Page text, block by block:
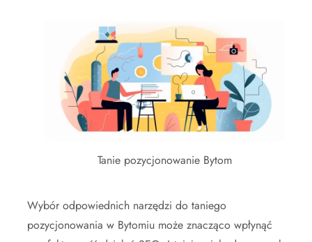
Tanie pozycjonowanie Bytom
Wybór odpowiednich narzędzi do taniego
pozycjonowania w Bytomiu może znacząco wpłynąć